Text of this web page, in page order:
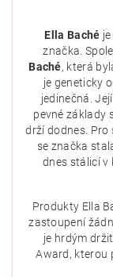
Vložením
Ella Baché
značka.
Baché, která
je geneticky
jedinečná.
pevné základy
drží dodnes.
se značka
dnes stálicí v
Produkty Ella
zastoupení
je hrdým
Award, kterou